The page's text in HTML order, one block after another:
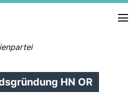
HN OR